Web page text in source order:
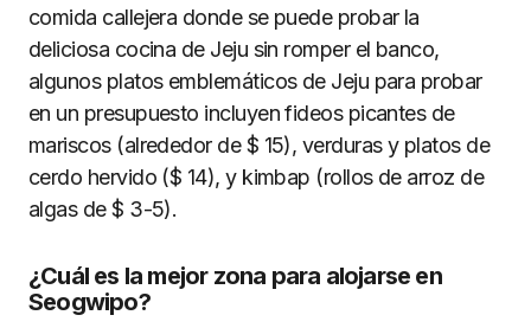
comida callejera donde se puede probar la
deliciosa cocina de Jeju sin romper el banco,
algunos platos emblemáticos de Jeju para probar
en un presupuesto incluyen fideos picantes de
mariscos (alrededor de $ 15), verduras y platos de
cerdo hervido ($ 14), y kimbap (rollos de arroz de
algas de $ 3-5).
¿Cuál es la mejor zona para alojarse en
Seogwipo?